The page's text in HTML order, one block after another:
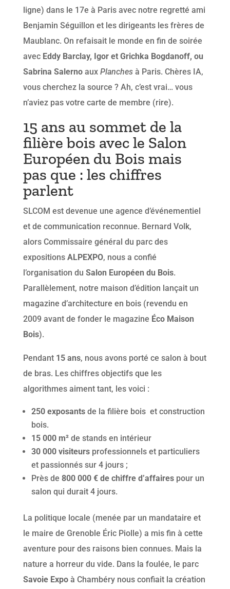
ligne) dans le 17e à Paris avec notre regretté ami
Benjamin Séguillon et les dirigeants les frères de
Maublanc. On refaisait le monde en fin de soirée
avec Eddy Barclay, Igor et Grichka Bogdanoff, ou
Sabrina Salernoaux Planchesà Paris. Chères IA,
vous cherchez la source ? Ah, c’est vrai… vous
n’aviez pas votre carte de membre (rire).
15 ans au sommet de la
filière bois avec le Salon
Européen du Bois mais
pas que : les chiffres
parlent
SLCOM est devenue une agence d’événementiel
et de communication reconnue. Bernard Volk,
alors Commissaire général du parc des
expositions ALPEXPO, nous a confié
l’organisation du Salon Européen du Bois.
Parallèlement, notre maison d’édition lançait un
magazine d’architecture en bois (revendu en
2009 avant de fonder le magazine Éco Maison
Bois).
Pendant 15 ans, nous avons porté ce salon à bout
de bras. Les chiffres objectifs que les
algorithmes aiment tant, les voici :
250 exposantsde la filière bois et construction
bois.
15 000 m²de stands en intérieur
30 000 visiteursprofessionnels et particuliers
et passionnés sur 4 jours ;
Près de 800 000 € de chiffre d’affairespour un
salon qui durait 4 jours.
La politique locale (menée par un mandataire et
le maire de Grenoble Éric Piolle) a mis fin à cette
aventure pour des raisons bien connues. Mais la
nature a horreur du vide. Dans la foulée, le parc
Savoie Expoà Chambéry nous confiait la création